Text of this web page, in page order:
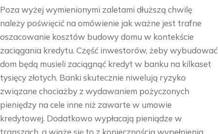
Poza wyżej wymienionymi zaletami dłuższą chwilę
należy poświęcić na omówienie jak ważne jest trafne
oszacowanie kosztów budowy domu w kontekście
zaciągania kredytu. Część inwestorów, żeby wybudować
dom będą musieli zaciągnąć kredyt w banku na kilkaset
tysięcy złotych. Banki skutecznie niwelują ryzyko
związane chociażby z wydawaniem pożyczonych
pieniędzy na cele inne niż zawarte w umowie
kredytowej. Dodatkowo wypłacają pieniądze w